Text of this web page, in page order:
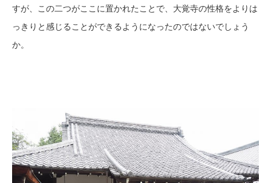
すが、この二つがここに置かれたことで、大覚寺の性格をよりは
っきりと感じることができるようになったのではないでしょう
か。